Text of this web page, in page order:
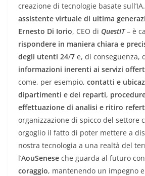
creazione di tecnologie basate
assistente virtuale di ultima
Ernesto Di Iorio, CEO di QuestIT– è
rispondere in maniera chiara e
degli utenti 24/7 e, di conseguenza,
informazioni inerenti ai servizi
come, per esempio, contatti e
dipartimenti e dei reparti,
effettuazione di analisi e ritiro
organizzazione di spicco del settore
orgoglio il fatto di poter mettere a
nostra tecnologia a una realtà del
l’AouSenese che guarda al futuro con
coraggio, mantenendo un impegno